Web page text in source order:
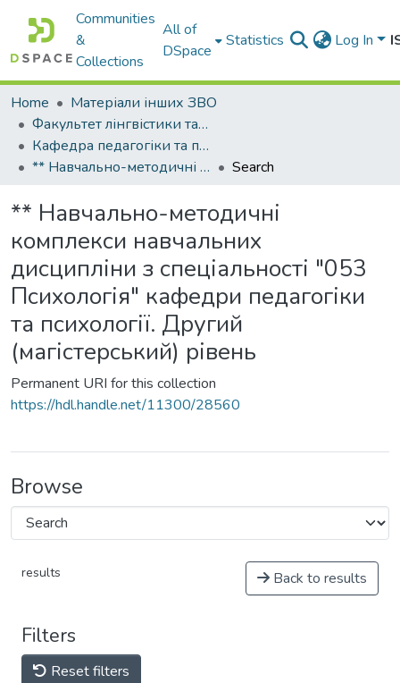
Communities
&
Collections
All of
DSpace
Statistics Log In
Home
Матеріали інших ЗВО
Факультет лінгвістики та перекладу Міжнародного університету
Кафедра педагогіки та психології
** Навчально-методичні комплекси навчальних дисципліни з спеціальності "053 Психологія" кафедри педагогіки та психології. Другий (магістерський) рівень
Search
** Навчально-методичні
комплекси навчальних
дисципліни з спеціальності "053
Психологія" кафедри педагогіки
та психології. Другий
(магістерський) рівень
Permanent URI for this collection
https://hdl.handle.net/11300/28560
Browse
results Back to results
Filters
Reset filters